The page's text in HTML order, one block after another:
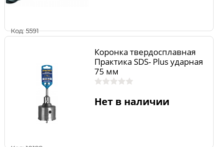
Код: 5591
Коронка твердосплавная
Практика SDS- Plus ударная
75 мм
Нет в наличии